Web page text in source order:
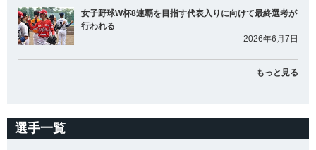
女子野球W杯8連覇を目指す代表入りに向けて最終選考が
行われる
2026年6月7日
もっと見る
選手一覧